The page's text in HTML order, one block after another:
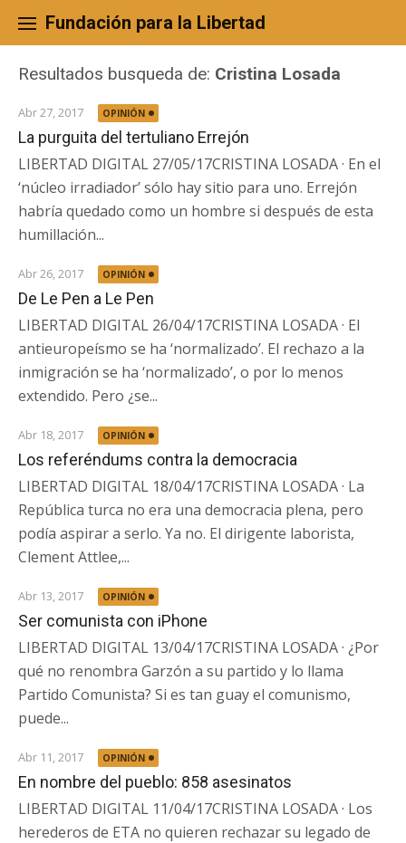
content
Fundación para la Libertad
Resultados busqueda de: Cristina Losada
Abr 27, 2017 OPINIÓN
La purguita del tertuliano Errejón
LIBERTAD DIGITAL 27/05/17CRISTINA LOSADA · En el
‘núcleo irradiador’ sólo hay sitio para uno. Errejón
habría quedado como un hombre si después de esta
humillación...
Abr 26, 2017 OPINIÓN
De Le Pen a Le Pen
LIBERTAD DIGITAL 26/04/17CRISTINA LOSADA · El
antieuropeísmo se ha ‘normalizado’. El rechazo a la
inmigración se ha ‘normalizado’, o por lo menos
extendido. Pero ¿se...
Abr 18, 2017 OPINIÓN
Los referéndums contra la democracia
LIBERTAD DIGITAL 18/04/17CRISTINA LOSADA · La
República turca no era una democracia plena, pero
podía aspirar a serlo. Ya no. El dirigente laborista,
Clement Attlee,...
Abr 13, 2017 OPINIÓN
Ser comunista con iPhone
LIBERTAD DIGITAL 13/04/17CRISTINA LOSADA · ¿Por
qué no renombra Garzón a su partido y lo llama
Partido Comunista? Si es tan guay el comunismo,
puede...
Abr 11, 2017 OPINIÓN
En nombre del pueblo: 858 asesinatos
LIBERTAD DIGITAL 11/04/17CRISTINA LOSADA · Los
herederos de ETA no quieren rechazar su legado de